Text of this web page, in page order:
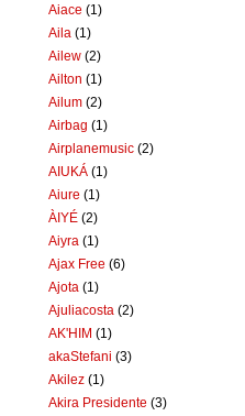
Aiace (1)
Aila (1)
Ailew (2)
Ailton (1)
Ailum (2)
Airbag (1)
Airplanemusic (2)
AIUKÁ (1)
Aiure (1)
ÀIYÉ (2)
Aiyra (1)
Ajax Free (6)
Ajota (1)
Ajuliacosta (2)
AK'HIM (1)
akaStefani (3)
Akilez (1)
Akira Presidente (3)